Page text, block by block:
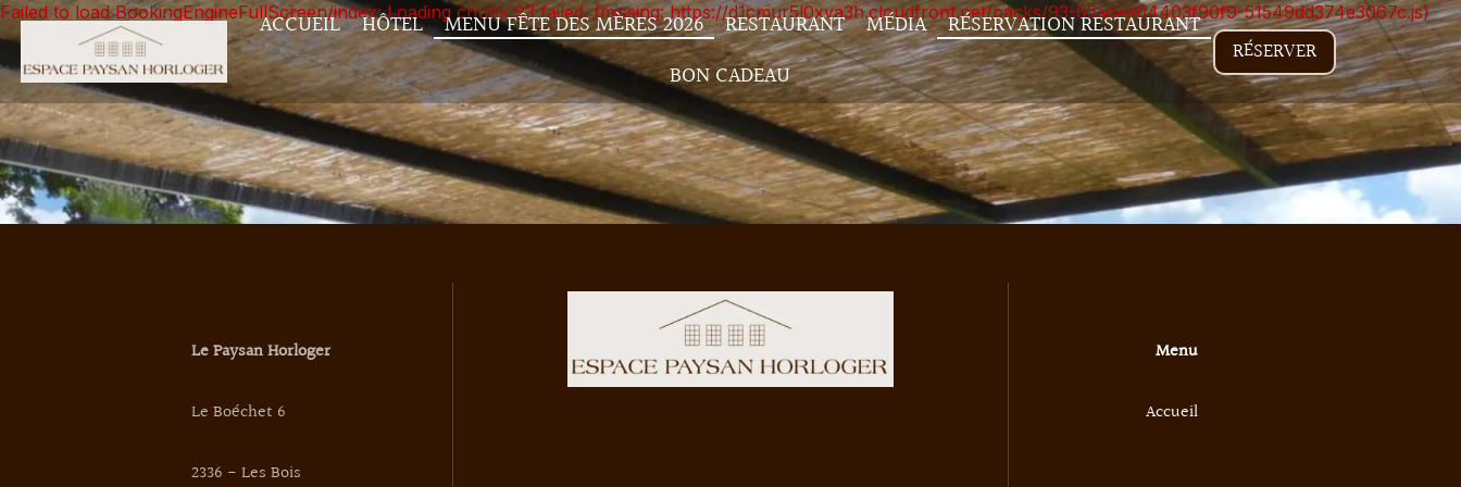
ACCUEIL HÔTEL MENU FÊTE DES MÈRES 2026 RESTAURANT MÉDIA
RÉSERVATION RESTAURANT
BON CADEAU
RÉSERVER
Failed to load BookingEngineFullScreen/index: Loading chunk 93 failed. (missing: https://d1cmur5l0xva3h.cloudfront.net/packs/93-65acea04403f90f9-51549dd374e3067c.js)
Le Paysan Horloger
Le Boéchet 6
2336 - Les Bois
Menu
Accueil